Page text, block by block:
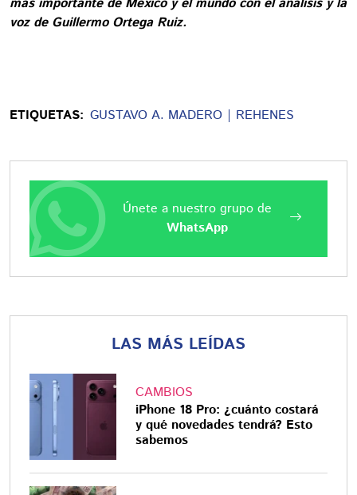
voz de Guillermo Ortega Ruiz.
ETIQUETAS: GUSTAVO A. MADERO REHENES
Únete a nuestro grupo de
WhatsApp
LAS MÁS LEÍDAS
CAMBIOS
iPhone 18 Pro: ¿cuánto costará
y qué novedades tendrá? Esto
sabemos